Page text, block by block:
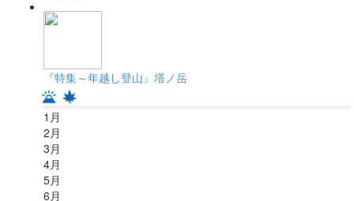
『特集～年越し登山』塔ノ岳
1 月
2月
3月
4月
5月
6月